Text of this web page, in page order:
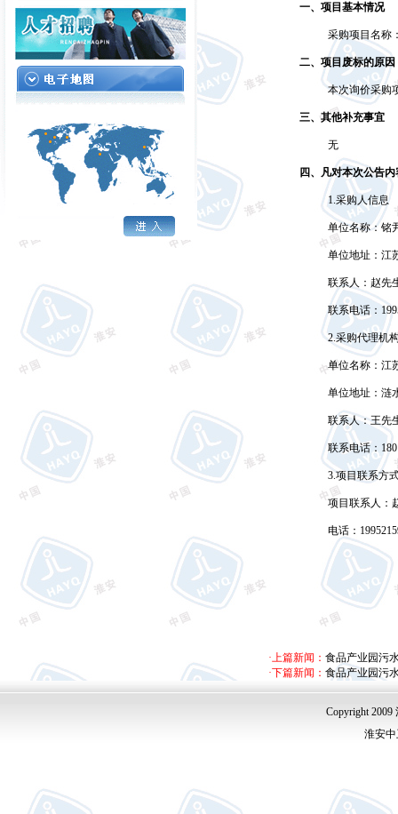
一、项目基本情况
采购项目名称
二、项目废标的原因
本次询价采购
三、其他补充事宜
无
四、凡对本次公告
1.采购人信息
单位名称：铭
单位地址：江
联系人： 赵先
联系电话：
2.采购代理机
单位名称：江
单位地址：涟
联系人：王先
联系电话：
3.项目联系方
项目联系人：
电话：
·上篇新闻： 食品产业园污
·下篇新闻： 食品产业园污
Copyright
淮安